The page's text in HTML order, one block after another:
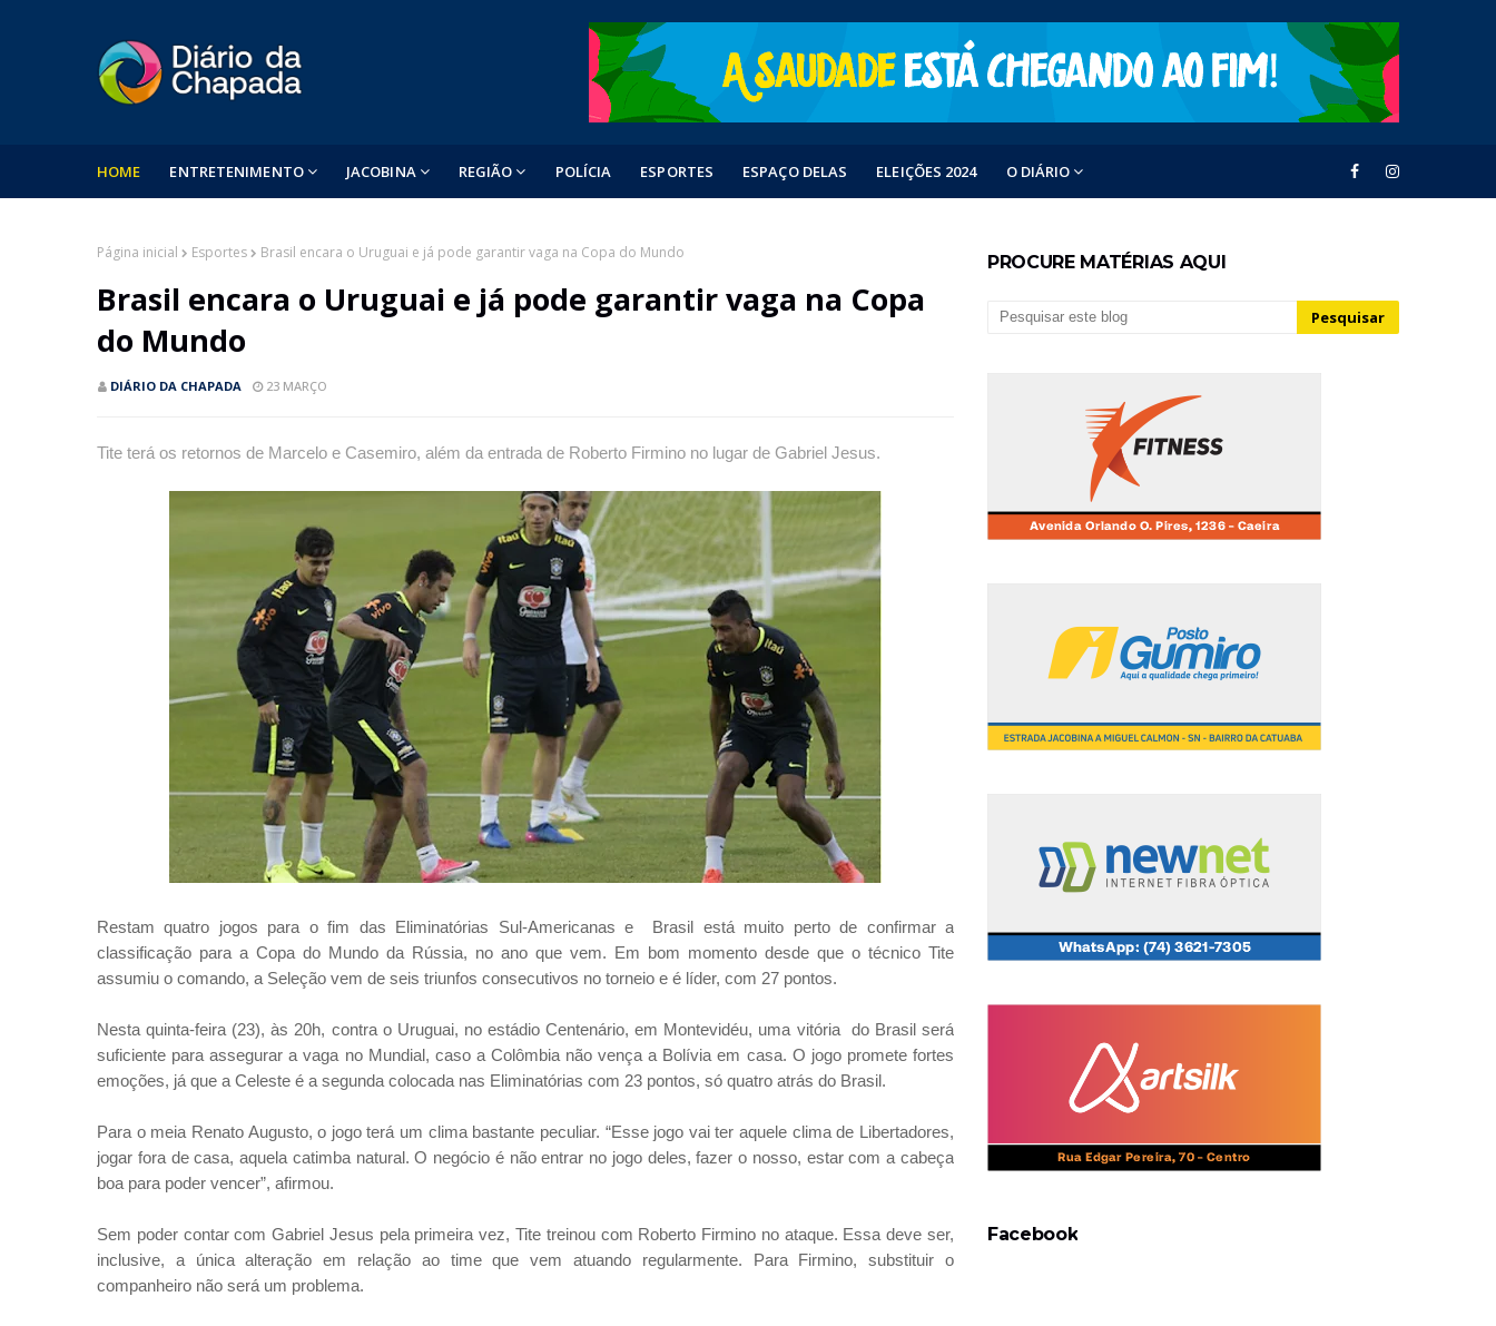
HOME ENTRETENIMENTO JACOBINA REGIÃO POLÍCIA ESPORTES ESPAÇO DELAS ELEIÇÕES 2024 O DIÁRIO
Página inicial Esportes Brasil encara o Uruguai e já pode garantir vaga na Copa do Mundo
Brasil encara o Uruguai e já pode garantir vaga na Copa
do Mundo
DIÁRIO DA CHAPADA 23 MARÇO
Tite terá os retornos de Marcelo e Casemiro, além da entrada de Roberto Firmino no lugar de Gabriel Jesus.
Restam quatro jogos para o fim das Eliminatórias Sul-Americanas e Brasil está muito perto de confirmar a
classificação para a Copa do Mundo da Rússia, no ano que vem. Em bom momento desde que o técnico Tite
assumiu o comando, a Seleção vem de seis triunfos consecutivos no torneio e é líder, com 27 pontos.
Nesta quinta-feira (23), às 20h, contra o Uruguai, no estádio Centenário, em Montevidéu, uma vitória do Brasil será
suficiente para assegurar a vaga no Mundial, caso a Colômbia não vença a Bolívia em casa. O jogo promete fortes
emoções, já que a Celeste é a segunda colocada nas Eliminatórias com 23 pontos, só quatro atrás do Brasil.
Para o meia Renato Augusto, o jogo terá um clima bastante peculiar. “Esse jogo vai ter aquele clima de Libertadores,
jogar fora de casa, aquela catimba natural. O negócio é não entrar no jogo deles, fazer o nosso, estar com a cabeça
boa para poder vencer”, afirmou.
Sem poder contar com Gabriel Jesus pela primeira vez, Tite treinou com Roberto Firmino no ataque. Essa deve ser,
inclusive, a única alteração em relação ao time que vem atuando regularmente. Para Firmino, substituir o
companheiro não será um problema.
PROCURE MATÉRIAS AQUI
Facebook